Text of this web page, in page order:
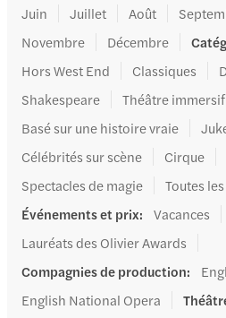
Juin
Juillet Août
Novembre
Décembre
Hors West End
Classiques
Shakespeare
Théâtre immersif
Basé sur une histoire vraie
Célébrités sur scène
Cirque
Spectacles de magie
Toutes
Événements et prix: Vacances
Lauréats des Olivier Awards
Compagnies de production:
English National Opera